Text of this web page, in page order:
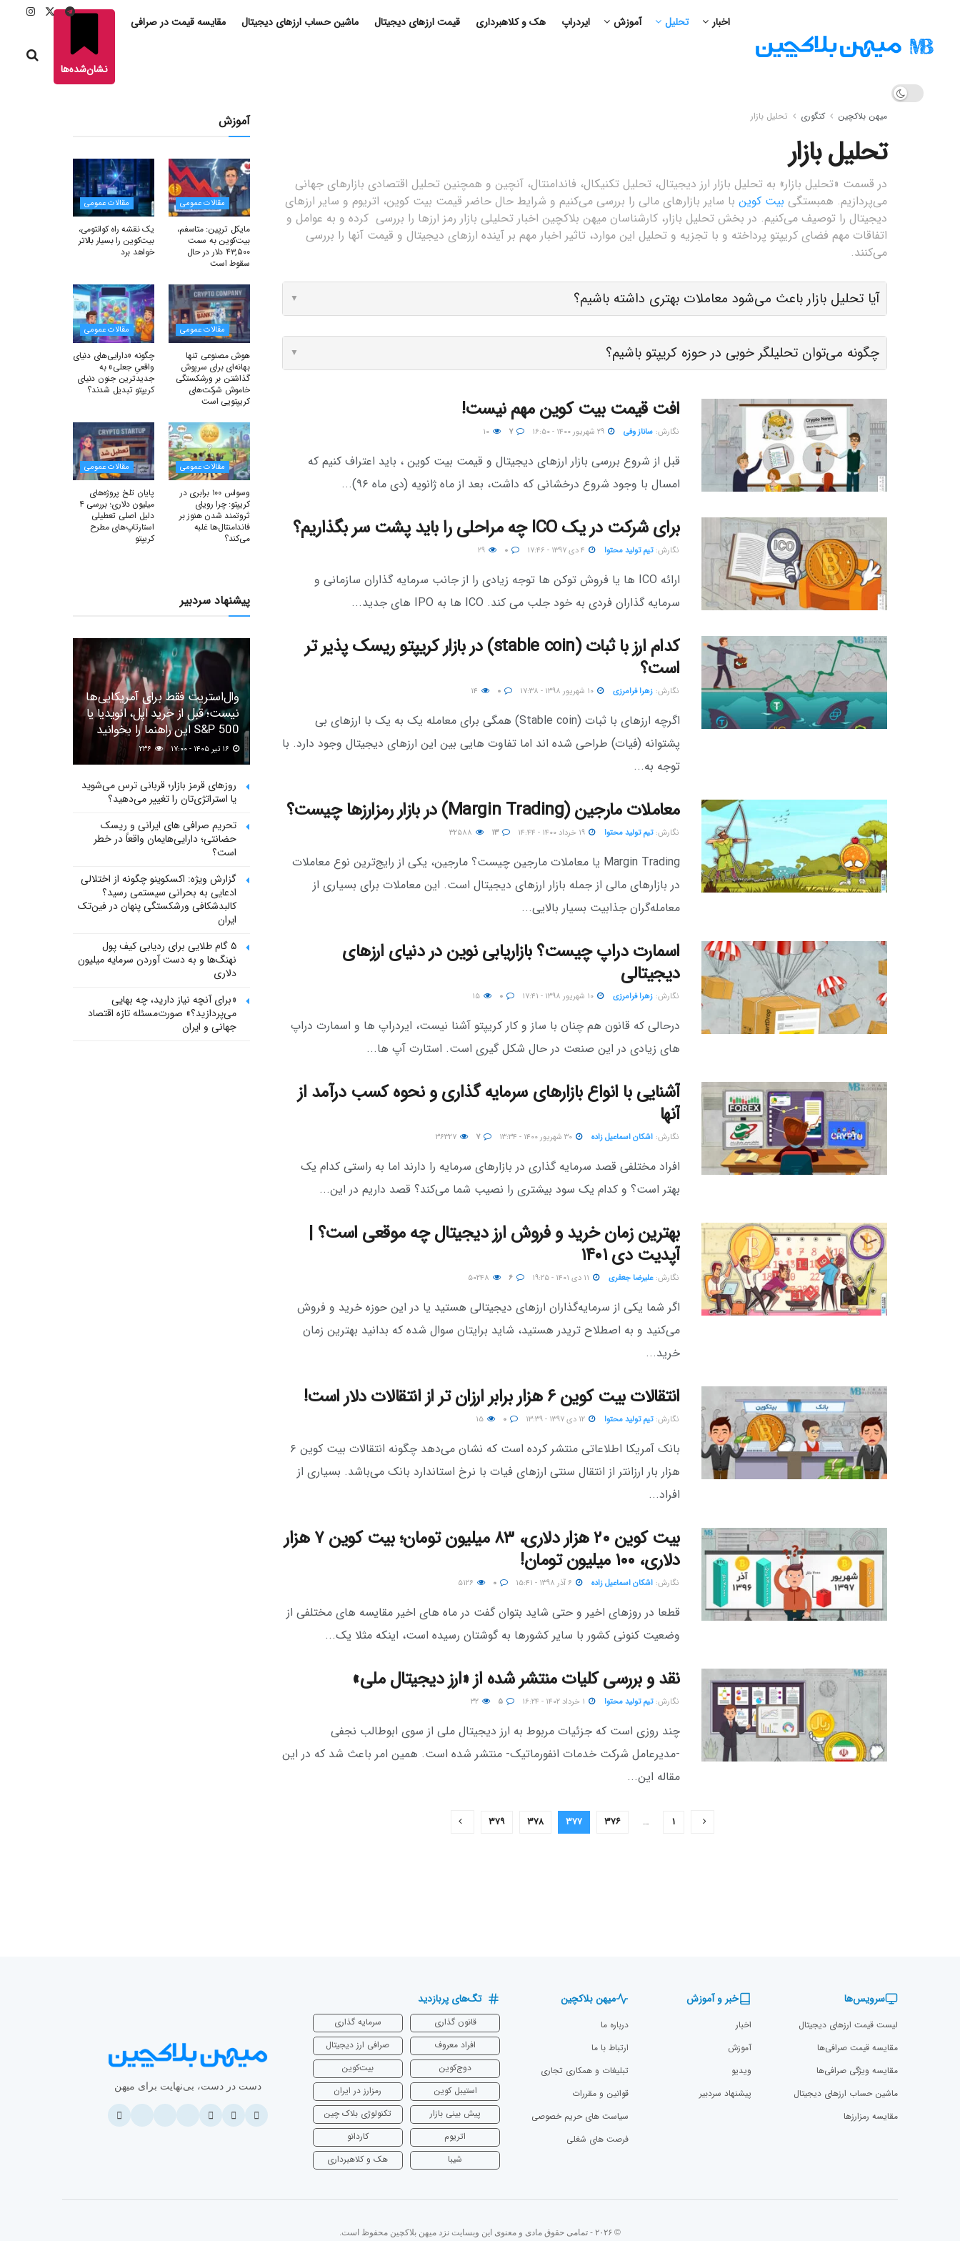
اخبار تحلیل آموزش ایردراپ هک و کلاهبرداری قیمت ارزهای دیجیتال ماشین حساب ارزهای دیجیتال مقایسه قیمت در صرافی
نشان‌شده‌ها
میهن بلاکچین کتگوری تحلیل بازار
تحلیل بازار
در قسمت «تحلیل بازار» به تحلیل بازار ارز دیجیتال، تحلیل تکنیکال، فاندامنتال، آنچین و همچنین تحلیل اقتصادی بازارهای جهانی
می‌پردازیم. همبستگی بیت کوین با سایر بازارهای مالی را بررسی می‌کنیم و شرایط حال حاضر قیمت بیت کوین، اتریوم و سایر ارزهای
دیجیتال را توصیف می‌کنیم. در بخش تحلیل بازار، کارشناسان میهن بلاکچین اخبار تحلیلی بازار رمز ارزها را بررسی کرده و به عوامل و
اتفاقات مهم فضای کریپتو پرداخته و با تجزیه و تحلیل این موارد، تاثیر اخبار مهم بر آینده ارزهای دیجیتال و قیمت آنها را بررسی
می‌کنند.
آیا تحلیل بازار باعث می‌شود معاملات بهتری داشته باشیم؟ ▼
چگونه می‌توان تحلیلگر خوبی در حوزه کریپتو باشیم؟ ▼
افت قیمت بیت کوین مهم نیست!
نگارش:‌ ساناز وفی ۷
قبل از شروع بررسی بازار ارزهای دیجیتال و قیمت بیت کوین ، باید اعتراف کنیم که
امسال با وجود شروع درخشانی که داشت، بعد از ماه ژانویه (دی ماه ۹۶)...
برای شرکت در یک ICO چه مراحلی را باید پشت سر بگذاریم؟
نگارش:‌ تیم تولید محتوا
ارائه ICO ها یا فروش توکن ها توجه زیادی را از جانب سرمایه گذاران سازمانی و
سرمایه گذاران فردی به خود جلب می کند. ICO ها به IPO های جدید...
کدام ارز با ثبات (stable coin) در بازار کریپتو ریسک پذیر تر
است؟
نگارش:‌ زهرا فرامرزی
اگرچه ارزهای با ثبات (Stable coin) همگی برای معامله یک به یک با ارزهای بی
پشتوانه (فیات) طراحی شده اند اما تفاوت هایی بین این ارزهای دیجیتال وجود دارد. با
توجه به...
معاملات مارجین (Margin Trading) در بازار رمزارزها چیست؟
نگارش:‌ تیم تولید محتوا ۱۳
Margin Trading یا معاملات مارجین چیست؟ مارجین، یکی از رایج‌ترین نوع معاملات
در بازارهای مالی از جمله بازار ارزهای دیجیتال است. این معاملات برای بسیاری از
معامله‌گران جذابیت بسیار بالایی...
اسمارت دراپ چیست؟ بازاریابی نوین در دنیای ارزهای
دیجیتالی
نگارش:‌ زهرا فرامرزی
درحالی که قانون هم چنان با ساز و کار کریپتو آشنا نیست، ایردراپ ها و اسمارت دراپ
های زیادی در این صنعت در حال شکل گیری است. استارت آپ ها...
آشنایی با انواع بازارهای سرمایه گذاری و نحوه کسب درآمد از
آنها
نگارش:‌ اشکان اسماعیل زاده ۷
افراد مختلفی قصد سرمایه گذاری در بازارهای سرمایه را دارند اما به راستی کدام یک
بهتر است؟ و کدام یک سود بیشتری را نصیب شما می‌کند؟ قصد داریم در این...
بهترین زمان خرید و فروش ارز دیجیتال چه موقعی است؟ |
آپدیت دی ۱۴۰۱
نگارش:‌ علیرضا جعفری
اگر شما یکی از سرمایه‌گذاران ارزهای دیجیتالی هستید یا در این حوزه خرید و فروش
می‌کنید و به اصطلاح تریدر هستید، شاید برایتان سوال شده که بدانید بهترین زمان
خرید...
انتقالات بیت کوین ۶ هزار برابر ارزان تر از انتقالات دلار است!
نگارش:‌ تیم تولید محتوا
بانک آمریکا اطلاعاتی منتشر کرده است که نشان می‌دهد چگونه انتقالات بیت کوین ۶
هزار بار ارزانتر از انتقال سنتی ارزهای فیات با نرخ استاندارد بانک می‌باشد. بسیاری از
افراد...
بیت کوین ۲۰ هزار دلاری، ۸۳ میلیون تومان؛ بیت کوین ۷ هزار
دلاری، ۱۰۰ میلیون تومان!
نگارش:‌ اشکان اسماعیل زاده
قطعا در روزهای اخیر و حتی شاید بتوان گفت در ماه های اخیر مقایسه های مختلفی از
وضعیت کنونی کشور با سایر کشورها به گوشتان رسیده است، اینکه مثلا یک...
نقد و بررسی کلیات منتشر شده از «ارز دیجیتال ملی»
نگارش:‌ تیم تولید محتوا
چند روزی است که جزئیات مربوط به ارز دیجیتال ملی از سوی ابوطالب نجفی
-مدیرعامل شرکت خدمات انفورماتیک- منتشر شده است. همین امر باعث شد که در این
مقاله این...
۱ … ۳۷۶ ۳۷۷ ۳۷۸ ۳۷۹
آموزش
مقالات عمومی
مایکل ترپین: متاسفم،
بیت‌کوین به سمت
۴۳,۵۰۰ دلار در حال
سقوط است
مقالات عمومی
یک نقشه راه کوانتومی،
بیت‌کوین را بسیار بالاتر
خواهد برد
مقالات عمومی
هوش مصنوعی تنها
بهانه‌ای برای سرپوش
گذاشتن بر ورشکستگی
خاموش شرکت‌های
کریپتویی است
مقالات عمومی
چگونه «دارایی‌های دنیای
واقعیِ جعلی» به
جدیدترین جنون دنیای
کریپتو تبدیل شدند؟
مقالات عمومی
وسواس ۱۰۰ برابری در
کریپتو: چرا رویای
ثروتمند شدن هنوز بر
فاندامنتال‌ها غلبه
می‌کند؟
مقالات عمومی
پایان تلخ پروژه‌های
میلیون دلاری؛ بررسی ۴
دلیل اصلی تعطیلی
استارتاپ‌های مطرح
کریپتو
پیشنهاد سردبیر
وال‌استریت فقط برای آمریکایی‌ها
نیست؛ قبل از خرید اپل، انویدیا یا
S&P 500 این راهنما را بخوانید
روزهای قرمز بازار؛ قربانی ترس می‌شوید
یا استراتژی‌تان را تغییر می‌دهید؟
تحریم صرافی های ایرانی و ریسک
حضانتی؛ دارایی‌هایمان واقعاً در خطر
است؟
گزارش ویژه: اکسکوینو چگونه از اختلالی
ادعایی به بحرانی سیستمی رسید؟
کالبدشکافی ورشکستگی پنهان در فین‌تک
ایران
۵ گام طلایی برای ردیابی کیف پول‌
نهنگ‌ها و به دست آوردن سرمایه میلیون
دلاری
«برای آنچه نیاز دارید، چه بهایی
می‌پردازید؟» صورت‌مسئله تازه اقتصاد
جهانی و ایران
سرویس‌ها
لیست قیمت ارزهای دیجیتال
مقایسه قیمت صرافی‌ها
مقایسه ویژگی صرافی‌ها
ماشین حساب ارزهای دیجیتال
مقایسه رمزارز‌ها
خبر و آموزش
اخبار
آموزش
ویدیو
پیشنهاد سردبیر
میهن بلاکچین
درباره ما
ارتباط با ما
تبلیغات و همکاری تجاری
قوانین و مقررات
سیاست های حریم خصوصی
فرصت های شغلی
تگ‌های پربازدید
قانون گذاری
سرمایه‌ گذاری
افراد معروف
صرافی ارز دیجیتال
دوج‌کوین
بیت‌کوین
استیبل کوین
رمزارز در ایران
پیش بینی بازار
تکنولوژی بلاک چین
اتریوم
‌کاردانو
شیبا
هک و کلاهبرداری
دست در دست، بی‌نهایت برای میهن
© ۲۰۲۶ - تمامی حقوق مادی و معنوی این وبسایت نزد میهن بلاکچین محفوظ است.